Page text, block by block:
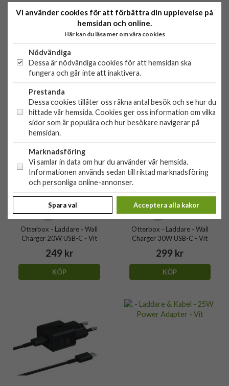
Celly - Laddare -
TCUSBTURBO USB-A 12W
KÖP
Celly - Laddare - USB-A/USB-
C 20W - Vit
KÖP
Otterbox - Laddare - Wall
Charger 20W USB-C - Vit
249 kr
KÖP
Otterbox - Laddare - Wall
Charger 30W USB-C - Vit
299 kr
KÖP
Vi använder cookies för att förbättra din upplevelse på
hemsidan och online.
Här kan du läsa mer om våra cookies
Nödvändiga
Dessa är nödvändiga cookies för att hemsidan ska
fungera och går inte att inaktivera.
Prestanda
Dessa cookies tillåter oss räkna antal besök och se hur du
hittade vår hemsida. Cookies ger oss information om vilka
sidor som är populära och hur besökare navigerar på
hemsidan.
Marknadsföring
Vi samlar in data om hur du använder vår hemsida.
Informationen används sedan till riktad marknadsföring
och personliga online-annonser.
Spara val Acceptera alla kakor